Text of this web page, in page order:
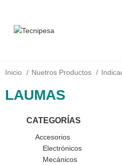
Inicio Nuetros Productos
LAUMAS
CATEGORÍAS
Accesorios
Electrónicos
Mecánicos